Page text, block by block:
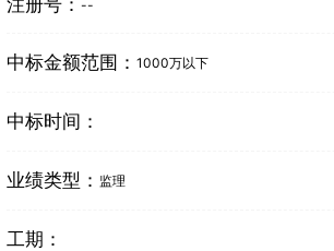
--
中标金额范围： 1000万以下
中标时间：
业绩类型： 监理
工期：